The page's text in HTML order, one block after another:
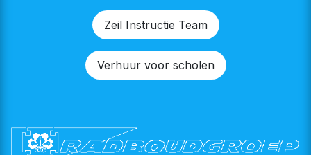
Zeil Instructie Team
Verhuur voor scholen